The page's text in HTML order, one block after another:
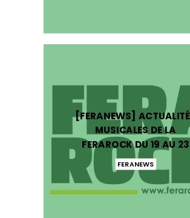
[FERANEWS]
MUSICALES DE LA
FERAROCK DU 19 AU 23
FERANEWS